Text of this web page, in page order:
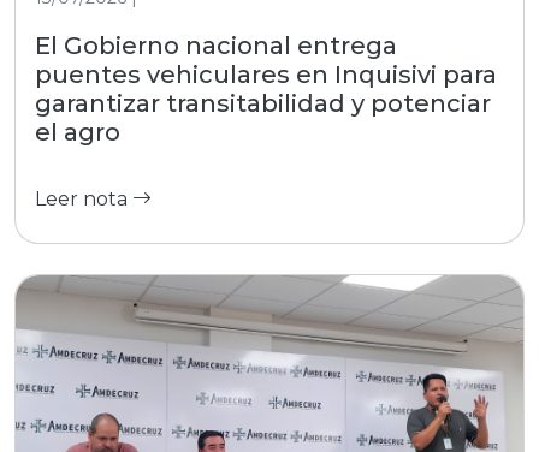
El Gobierno nacional entrega
puentes vehiculares en Inquisivi para
garantizar transitabilidad y potenciar
el agro
Leer nota